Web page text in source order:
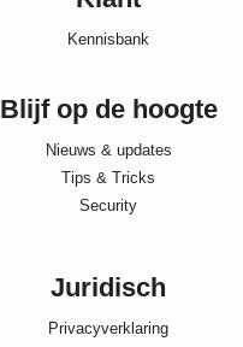
Kennisbank
Blijf op de hoogte
Nieuws & updates
Tips & Tricks
Security
Juridisch
Privacyverklaring